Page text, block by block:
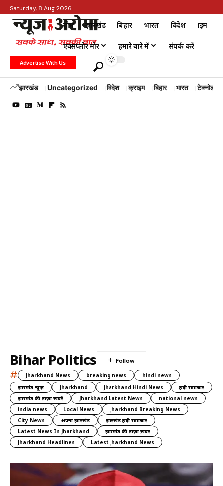
Saturday, 8 Aug 2026
होम झारखंड बिहार भारत विदेश क्राइम
एक्सप्लोर मोर हमारे बारे में संपर्क करें
Advertise With Us
झारखंड Uncategorized विदेश क्राइम बिहार भारत टेक्नोलॉजी
Bihar Politics
# Jharkhand News breaking news
hindi news
झारखंड न्यूज़
Jharkhand Jharkhand Hindi News
हिंदी समाचार
झारखंड की ताज़ा खबरें
Jharkhand Latest News
national news
india news
Local News
Jharkhand Breaking News
City News
अपना झारखंड
झारखंड हिंदी समाचार
Latest News In Jharkhand
झारखंड की ताज़ा ख़बर
Jharkhand Headlines
Latest Jharkhand News